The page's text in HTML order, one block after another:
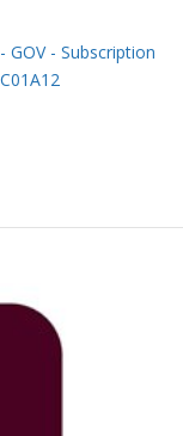
GOV - Subscription